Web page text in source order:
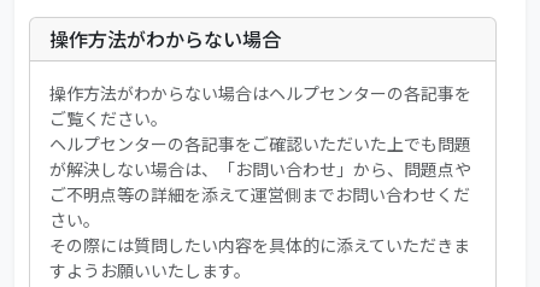
操作方法がわからない場合
操作方法がわからない場合はヘルプセンターの各記事を
ご覧ください。
ヘルプセンターの各記事をご確認いただいた上でも問題
が解決しない場合は、「お問い合わせ」から、問題点や
ご不明点等の詳細を添えて運営側までお問い合わせくだ
さい。
その際には質問したい内容を具体的に添えていただきま
すようお願いいたします。